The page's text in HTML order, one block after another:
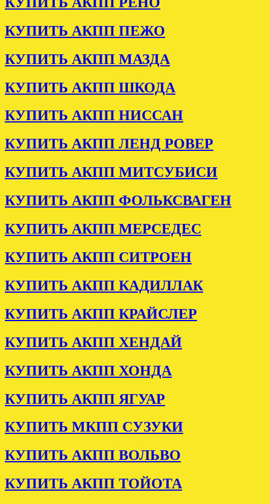
КУПИТЬ АКПП ПЕЖО
КУПИТЬ АКПП МАЗДА
КУПИТЬ АКПП ШКОДА
КУПИТЬ АКПП НИССАН
КУПИТЬ АКПП ЛЕНД РОВЕР
КУПИТЬ АКПП МИТСУБИСИ
КУПИТЬ АКПП ФОЛЬКСВАГЕН
КУПИТЬ АКПП МЕРСЕДЕС
КУПИТЬ АКПП СИТРОЕН
КУПИТЬ АКПП КАДИЛЛАК
КУПИТЬ АКПП КРАЙСЛЕР
КУПИТЬ АКПП ХЕНДАЙ
КУПИТЬ АКПП ХОНДА
КУПИТЬ АКПП ЯГУАР
КУПИТЬ МКПП СУЗУКИ
КУПИТЬ АКПП ВОЛЬВО
КУПИТЬ АКПП ТОЙОТА